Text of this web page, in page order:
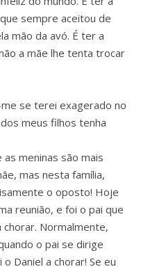
sempre aceitou de
mão da avó. É ter a
a mãe lhe tenta trocar
se terei exagerado no
meus filhos tenha
meninas são mais
mas nesta família,
o oposto! Hoje
reunião, e foi o pai que
chorar. Normalmente,
o pai se dirige
Daniel a chorar! Se eu